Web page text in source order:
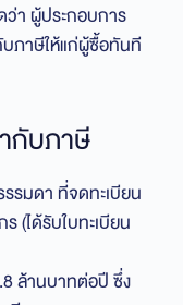
า ผู้ประกอบการ
ภาษีให้แก่ผู้ซื้อทันที
กับภาษี
รมดา ที่จดทะเบียน
(ได้รับใบทะเบียน
ล้านบาทต่อปี ซึ่ง